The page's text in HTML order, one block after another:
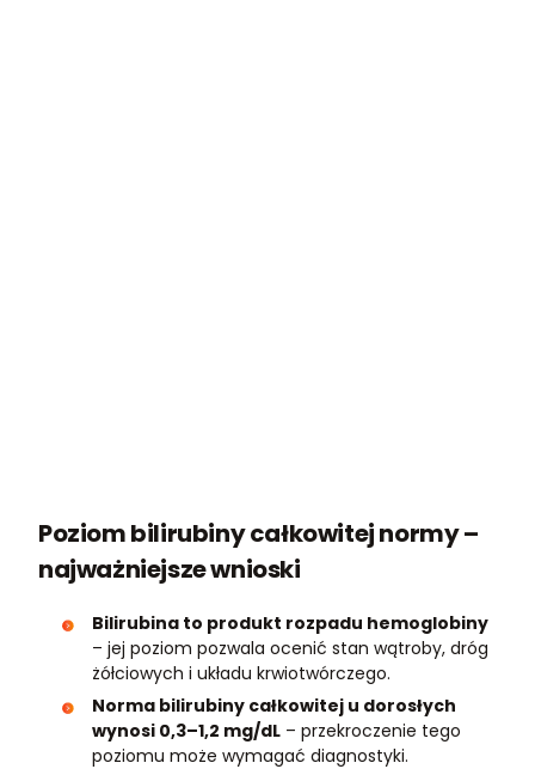
Poziom bilirubiny całkowitej normy –
najważniejsze wnioski
Bilirubina to produkt rozpadu hemoglobiny
– jej poziom pozwala ocenić stan wątroby, dróg
żółciowych i układu krwiotwórczego.
Norma bilirubiny całkowitej u dorosłych
wynosi 0,3–1,2 mg/dL – przekroczenie tego
poziomu może wymagać diagnostyki.